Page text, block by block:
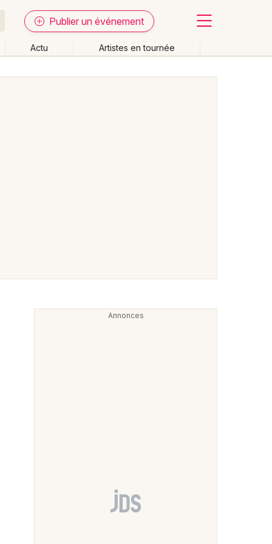
Publier un événement
Actu Artistes en tournée